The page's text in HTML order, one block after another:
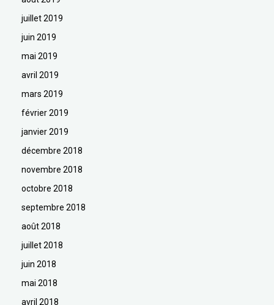
juillet 2019
juin 2019
mai 2019
avril 2019
mars 2019
février 2019
janvier 2019
décembre 2018
novembre 2018
octobre 2018
septembre 2018
août 2018
juillet 2018
juin 2018
mai 2018
avril 2018